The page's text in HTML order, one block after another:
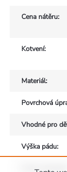
Cena nátěru:
Kotvení:
Materiál:
Povrchová
Vhodné pro
Výška pádu:
Počet uživatelů